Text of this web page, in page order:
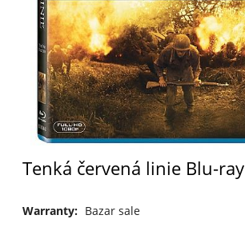
Tenká červená linie Blu-ray
Warranty: Bazar sale